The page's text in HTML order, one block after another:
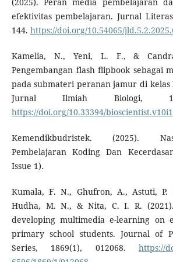
(2025). Peran media pembelajaran
efektivitas pembelajaran. Jurnal
144. https://doi.org/10.54065/
Kamelia, N., Yeni, L. F., &
Pengembangan flash flipbook sebagai
pada submateri peranan jamur di kelas
Jurnal Ilmiah Biologi,
https://doi.org/10.33394/
Kemendikbudristek. (2025).
Pembelajaran Koding Dan
Issue 1).
Kumala, F. N., Ghufron, A., Astuti, P.
Hudha, M. N., & Nita, C. I. R.
developing multimedia e-learning on
primary school students. Journal of
Series, 1869(1), 012068.https://